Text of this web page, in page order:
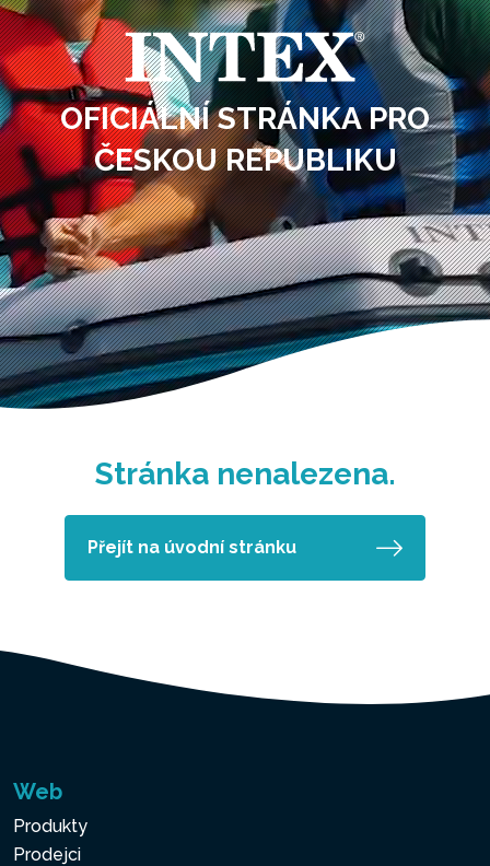
OFICIÁLNÍ STRÁNKA PRO
ČESKOU REPUBLIKU
Stránka nenalezena.
Přejít na úvodní stránku
Web
Produkty
Prodejci